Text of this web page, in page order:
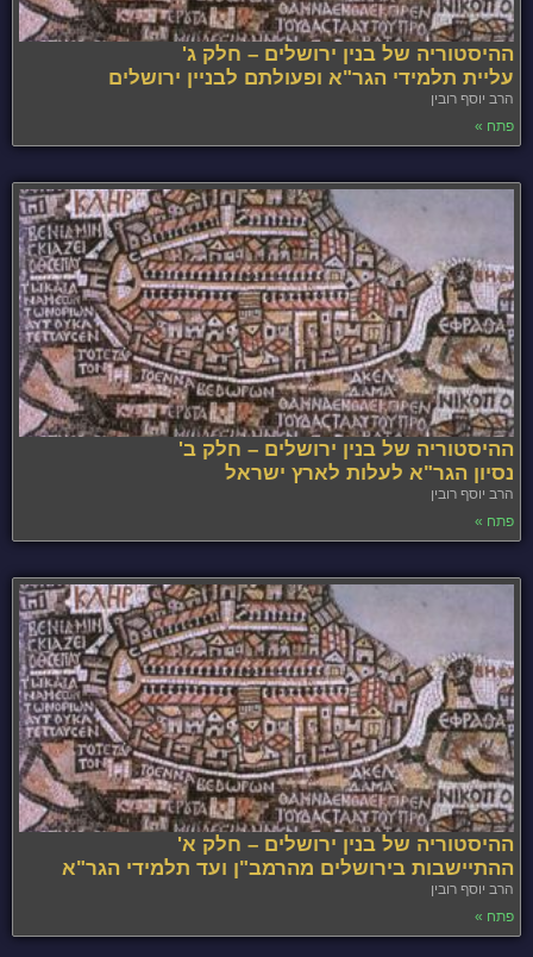
ההיסטוריה של בנין ירושלים – חלק ג'
עליית תלמידי הגר"א ופעולתם לבניין ירושלים
הרב יוסף רובין
פתח »
ההיסטוריה של בנין ירושלים – חלק ב'
נסיון הגר"א לעלות לארץ ישראל
הרב יוסף רובין
פתח »
ההיסטוריה של בנין ירושלים – חלק א'
ההתיישבות בירושלים מהרמב"ן ועד תלמידי הגר"א
הרב יוסף רובין
פתח »